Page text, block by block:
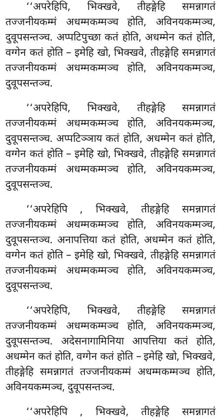
‘‘अपरेहिपि, भिक्खवे, तीहङ्गेहि समन्नागतं
तज्जनीयकम्मं अधम्मकम्मञ्च होति, अविनयकम्मञ्च,
दुवूपसन्तञ्च. अप्पटिपुच्छा कतं होति, अधम्मेन कतं होति,
वग्गेन कतं होति – इमेहि खो, भिक्खवे, तीहङ्गेहि समन्नागतं
तज्जनीयकम्मं अधम्मकम्मञ्च होति, अविनयकम्मञ्च,
दुवूपसन्तञ्च.
‘‘अपरेहिपि, भिक्खवे, तीहङ्गेहि समन्नागतं
तज्जनीयकम्मं अधम्मकम्मञ्च होति, अविनयकम्मञ्च,
दुवूपसन्तञ्च. अप्पटिञ्ञाय कतं होति, अधम्मेन कतं होति,
वग्गेन कतं होति – इमेहि खो, भिक्खवे, तीहङ्गेहि समन्नागतं
तज्जनीयकम्मं अधम्मकम्मञ्च होति, अविनयकम्मञ्च,
दुवूपसन्तञ्च.
‘‘अपरेहिपि , भिक्खवे, तीहङ्गेहि समन्नागतं
तज्जनीयकम्मं अधम्मकम्मञ्च होति, अविनयकम्मञ्च,
दुवूपसन्तञ्च. अनापत्तिया कतं होति, अधम्मेन कतं होति,
वग्गेन कतं होति – इमेहि खो, भिक्खवे, तीहङ्गेहि समन्नागतं
तज्जनीयकम्मं अधम्मकम्मञ्च होति, अविनयकम्मञ्च,
दुवूपसन्तञ्च.
‘‘अपरेहिपि, भिक्खवे, तीहङ्गेहि समन्नागतं
तज्जनीयकम्मं अधम्मकम्मञ्च होति, अविनयकम्मञ्च,
दुवूपसन्तञ्च. अदेसनागामिनिया आपत्तिया कतं होति,
अधम्मेन कतं होति, वग्गेन कतं होति – इमेहि खो, भिक्खवे,
तीहङ्गेहि समन्नागतं तज्जनीयकम्मं अधम्मकम्मञ्च होति,
अविनयकम्मञ्च, दुवूपसन्तञ्च.
‘‘अपरेहिपि , भिक्खवे, तीहङ्गेहि समन्नागतं